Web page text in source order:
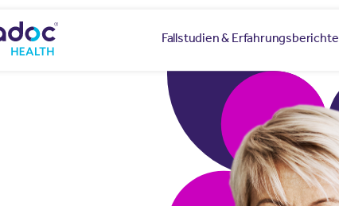
Fallstudien & Erfahrungsberichte